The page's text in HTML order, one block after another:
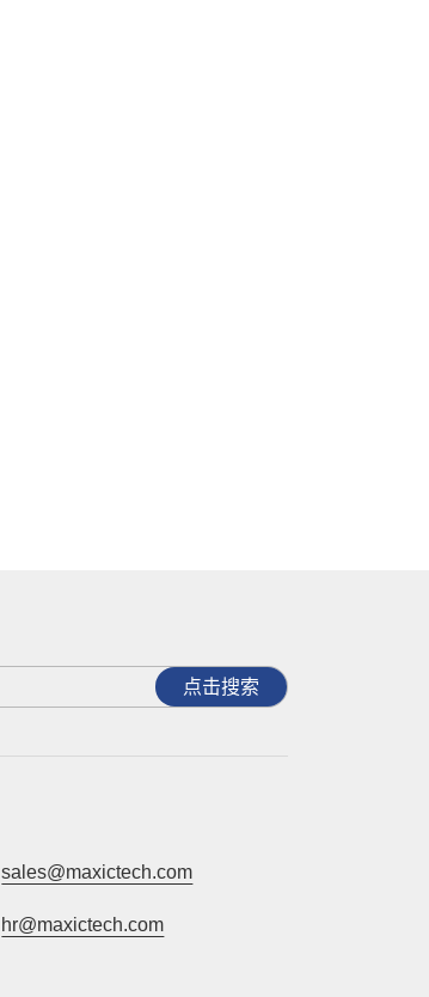
点击搜索
sales@maxictech.com
hr@maxictech.com